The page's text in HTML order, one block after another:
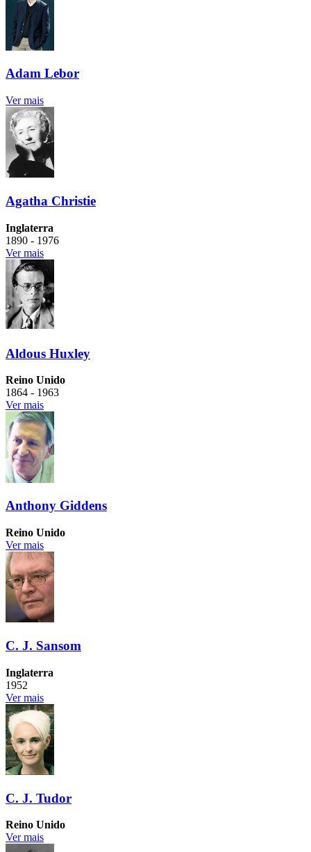
Adam Lebor
Ver mais
Agatha Christie
Inglaterra
1890 - 1976
Ver mais
Aldous Huxley
Reino Unido
1864 - 1963
Ver mais
Anthony Giddens
Reino Unido
Ver mais
C. J. Sansom
Inglaterra
1952
Ver mais
C. J. Tudor
Reino Unido
Ver mais